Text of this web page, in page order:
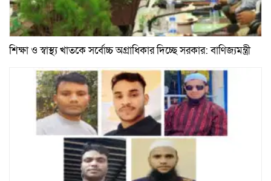
শিক্ষা ও স্বাস্থ্য খাতকে সর্বোচ্চ অগ্রাধিকার দিচ্ছে সরকার: বাণিজ্যমন্ত্রী